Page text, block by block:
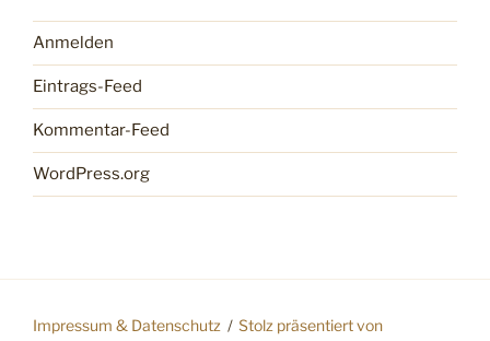
Anmelden
Eintrags-Feed
Kommentar-Feed
WordPress.org
Impressum & Datenschutz
Stolz präsentiert von